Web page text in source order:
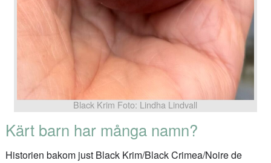
Black Krim Foto: Lindha Lindvall
Kärt barn har många namn?
Historien bakom just Black Krim/Black Crimea/Noire de